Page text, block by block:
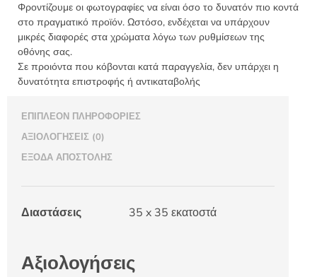
Φροντίζουμε οι φωτογραφίες να είναι όσο το δυνατόν πιο κοντά
στο πραγματικό προϊόν. Ωστόσο, ενδέχεται να υπάρχουν
μικρές διαφορές στα χρώματα λόγω των ρυθμίσεων της
οθόνης σας.
Σε προιόντα που κόβονται κατά παραγγελία, δεν υπάρχει η
δυνατότητα επιστροφής ή αντικαταβολής
ΕΠΙΠΛΈΟΝ ΠΛΗΡΟΦΟΡΊΕΣ
ΑΞΙΟΛΟΓΉΣΕΙΣ (0)
ΈΞΟΔΑ ΑΠΟΣΤΟΛΉΣ
Διαστάσεις 35 x 35 εκατοστά
Αξιολογήσεις